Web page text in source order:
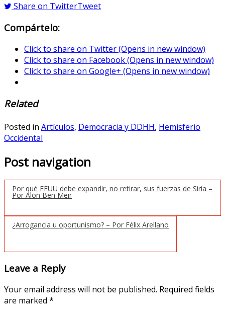
Share on TwitterTweet
Compártelo:
Click to share on Twitter (Opens in new window)
Click to share on Facebook (Opens in new window)
Click to share on Google+ (Opens in new window)
Related
Posted in Artículos, Democracia y DDHH, Hemisferio
Occidental
Post navigation
Por qué EEUU debe expandir, no retirar, sus fuerzas de Siria –
Por Alon Ben Meir
¿Arrogancia u oportunismo? – Por Félix Arellano
Leave a Reply
Your email address will not be published. Required fields
are marked *